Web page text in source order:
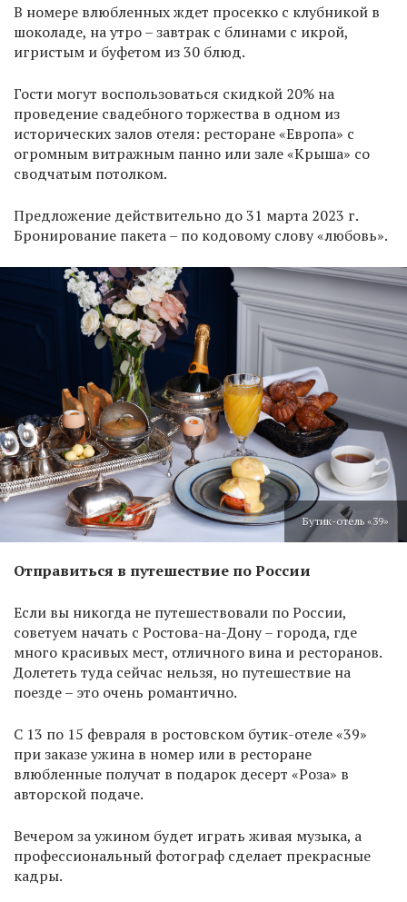
В номере влюбленных ждет просекко с клубникой в
шоколаде, на утро – завтрак с блинами с икрой,
игристым и буфетом из 30 блюд.
Гости могут воспользоваться скидкой 20% на
проведение свадебного торжества в одном из
исторических залов отеля: ресторане «Европа» с
огромным витражным панно или зале «Крыша» со
сводчатым потолком.
Предложение действительно до 31 марта 2023 г.
Бронирование пакета – по кодовому слову «любовь».
Бутик-отель «39»
Отправиться в путешествие по России
Если вы никогда не путешествовали по России,
советуем начать с Ростова-на-Дону – города, где
много красивых мест, отличного вина и ресторанов.
Долететь туда сейчас нельзя, но путешествие на
поезде – это очень романтично.
С 13 по 15 февраля в ростовском бутик-отеле «39»
при заказе ужина в номер или в ресторане
влюбленные получат в подарок десерт «Роза» в
авторской подаче.
Вечером за ужином будет играть живая музыка, а
профессиональный фотограф сделает прекрасные
кадры.